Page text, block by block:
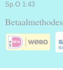
Sp.O 1:43
Betaalmethodes